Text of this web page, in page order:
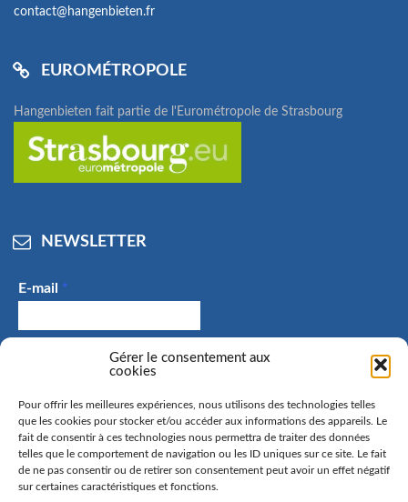
Gérer le consentement aux
cookies
Pour offrir les meilleures expériences, nous utilisons des technologies telles
que les cookies pour stocker et/ou accéder aux informations des appareils. Le
fait de consentir à ces technologies nous permettra de traiter des données
telles que le comportement de navigation ou les ID uniques sur ce site. Le fait
de ne pas consentir ou de retirer son consentement peut avoir un effet négatif
sur certaines caractéristiques et fonctions.
contact@hangenbieten.fr
EUROMÉTROPOLE
Hangenbieten fait partie de l'Eurométropole de Strasbourg
NEWSLETTER
E-mail *
J'accepte de recevoir des e-mails et confirme avoir
pris connaissance de la politique de confidentialité.
La commune de Hangenbieten collecte votre adresse mail
afin de vous envoyer notre lettre d’information. Vous